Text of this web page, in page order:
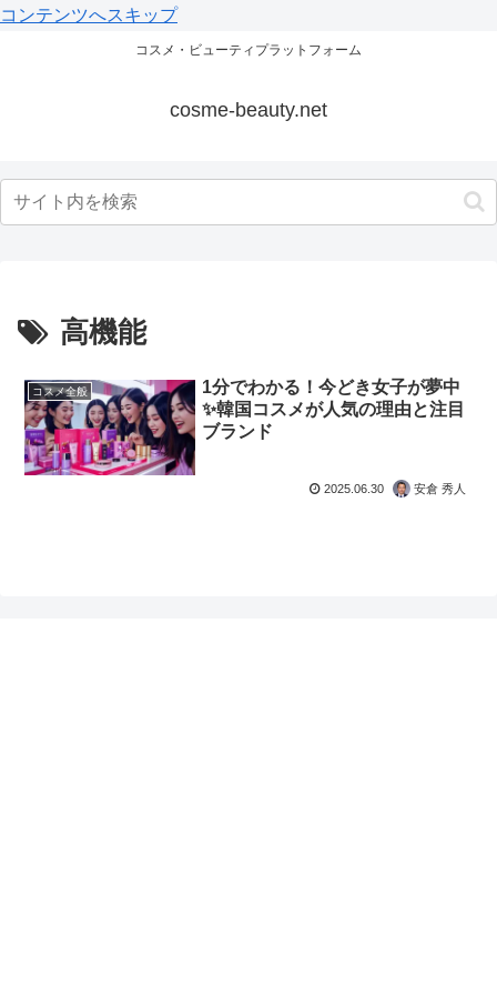
コンテンツへスキップ
コスメ・ビューティプラットフォーム
cosme-beauty.net
高機能
コスメ全般
1分でわかる！今どき女子が夢中
✨韓国コスメが人気の理由と注目
ブランド
2025.06.30 安倉 秀人